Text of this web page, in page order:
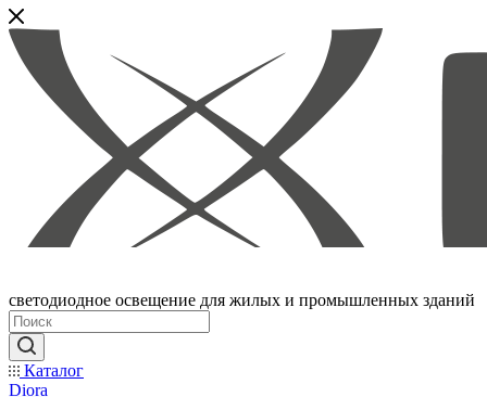
светодиодное освещение для жилых и промышленных зданий
Каталог
Diora